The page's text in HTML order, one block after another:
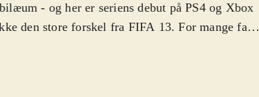
- og her er seriens debut på PS4 og Xbox
den store forskel fra FIFA 13. For mange fans
skærmen har de rigtige navne og sæson-trøjer.